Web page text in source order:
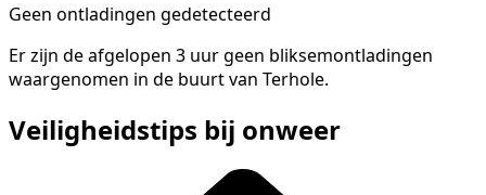
Geen ontladingen gedetecteerd
Er zijn de afgelopen 3 uur geen bliksemontladingen
waargenomen in de buurt van Terhole.
Veiligheidstips bij onweer